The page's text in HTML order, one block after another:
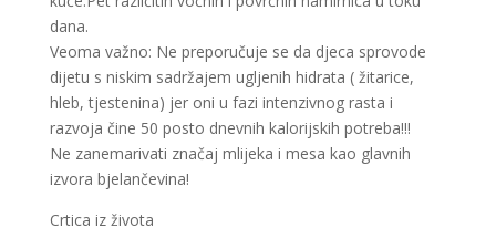
dana.
Veoma važno: Ne preporučuje se da djeca sprovode
dijetu s niskim sadržajem ugljenih hidrata ( žitarice,
hleb, tjestenina) jer oni u fazi intenzivnog rasta i
razvoja čine 50 posto dnevnih kalorijskih potreba!!!
Ne zanemarivati značaj mlijeka i mesa kao glavnih
izvora bjelančevina!
Crtica iz života